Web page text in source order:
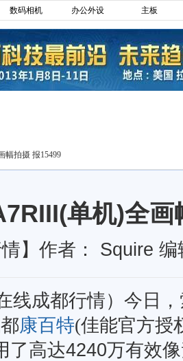
数码相机 办公外设 主板
幅拍摄 报15499
单机)全
情】作者： Squire
成都行情）今日，
康百特(佳能官方授
了高达4240万有效